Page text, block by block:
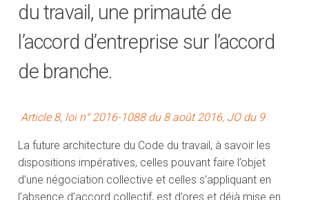
du travail, une primauté de
l’accord d’entreprise sur l’accord
de branche.
Article 8, loi n° 2016-1088 du 8 août 2016, JO du 9
La future architecture du Code du travail, à savoir les
dispositions impératives, celles pouvant faire l’objet
d’une négociation collective et celles s’appliquant en
l’absence d’accord collectif, est d’ores et déjà mise en